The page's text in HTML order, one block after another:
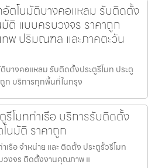
ตโนมัติบางคอแหลม รับติดตั้ง
ติ แบบครบวงจร ราคาถูก
พ ปริมณฑล และภาคตะวัน
บางคอแหลม รับติดตั้งประตูรีโมท ประตู
ก บริการทุกพื้นที่ในกรุง
รีโมทท่าเรือ บริการรับติดตั้ง
นมัติ ราคาถูก
รือ จำหน่าย และ ติดตั้ง ประตูรั้วรีโมท
วงจร ติดตั้งงานคุณภาพ แ